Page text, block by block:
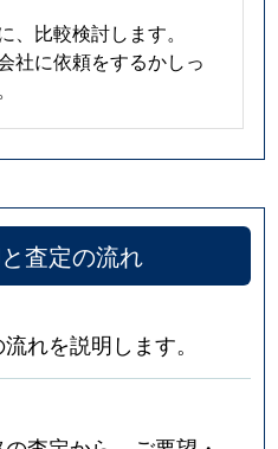
、比較検討します。
社に依頼をするかしっ
査定の流れ
れを説明します。